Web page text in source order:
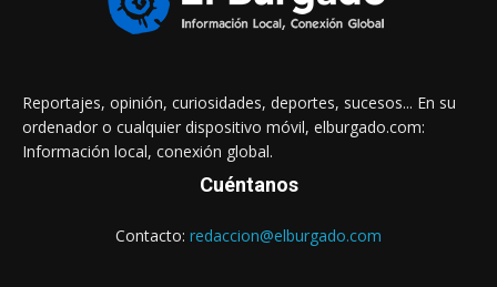
Reportajes, opinión, curiosidades, deportes, sucesos... En su
ordenador o cualquier dispositivo móvil, elburgado.com:
Información local, conexión global.
Cuéntanos
Contacto: redaccion@elburgado.com